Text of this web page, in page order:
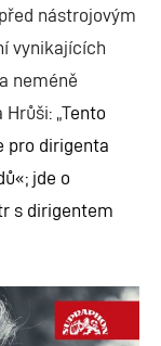
nástrojovým
vynikajících
neméně
„Tento
pro dirigenta
«; jde o
s dirigentem